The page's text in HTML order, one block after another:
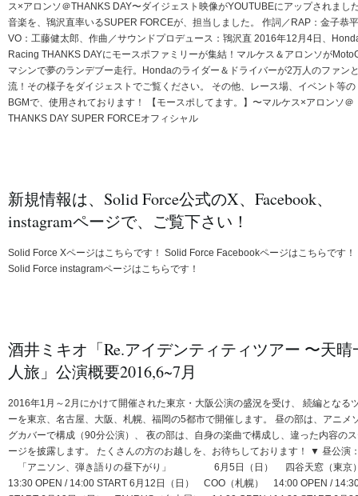
ス×アロンソ＠THANKS DAY〜ダイジェスト映像がYOUTUBEにアップされまし
音楽を、鴇沢直率いるSUPER FORCEが、担当しました。 作詞／RAP：金子恭
VO：工藤健太郎、作曲／サウンドプロデュース：鴇沢直 2016年12月4日、
Racing THANKS DAYにモースポファミリーが集結！マルケス＆アロンソが
マシンで夢のランデブー走行。Hondaのライダー＆ドライバーが2万人のファン
流！その様子をダイジェストでご覧ください。 その他、レース場、イベント等の
BGMで、使用されております！ 【モースポしてます。】〜マルケス×アロンソ＠
THANKS DAY SUPER FORCEオフィシャル
新規情報は、Solid Force公式のX、Facebook、
instagramページで、ご覧下さい！
Solid Force Xページはこちらです！ Solid Force Facebookページはこちらです！
Solid Force instagramページはこちらです！
酒井ミキオ「Re.アイデンティティツアー 〜天晴
人旅」公演概要2016,6~7月
2016年1月～2月にかけて開催された東京・大阪公演の盛況を受け、 続編となる
ーを東京、名古屋、大阪、札幌、福岡の5都市で開催します。 昼の部は、アニメ
グカバーで構成（90分公演）、 夜の部は、自身の楽曲で構成し、違った内容の
ージを披露します。 たくさんの方のお越しを、お待ちしております！ ▼ 昼公演
「アニソン、弾き語りの昼下がり」 6月5日（日） 四谷天窓（東
13:30 OPEN / 14:00 START 6月12日（日） COO（札幌） 14:00 OPEN /